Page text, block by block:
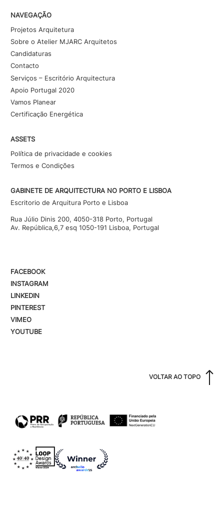
NAVEGAÇÃO
Projetos Arquitetura
Sobre o Atelier MJARC Arquitetos
Candidaturas
Contacto
Serviços – Escritório Arquitectura
Apoio Portugal 2020
Vamos Planear
Certificação Energética
ASSETS
Política de privacidade e cookies
Termos e Condições
GABINETE DE ARQUITECTURA NO PORTO E LISBOA
Escritorio de Arquitura Porto e Lisboa
Rua Júlio Dinis 200, 4050-318 Porto, Portugal
Av. República,6,7 esq 1050-191 Lisboa, Portugal
FACEBOOK
INSTAGRAM
LINKEDIN
PINTEREST
VIMEO
YOUTUBE
VOLTAR AO TOPO